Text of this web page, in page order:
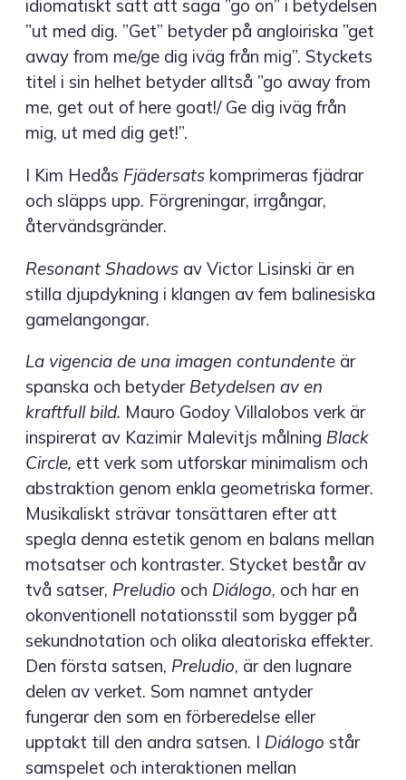
idiomatiskt sätt att säga ”go on” i betydelsen
”ut med dig. ”Get” betyder på angloiriska ”get
away from me/ge dig iväg från mig”. Styckets
titel i sin helhet betyder alltså ”go away from
me, get out of here goat!/ Ge dig iväg från
mig, ut med dig get!”.
I Kim Hedås Fjädersats komprimeras fjädrar
och släpps upp. Förgreningar, irrgångar,
återvändsgränder.
Resonant Shadows av Victor Lisinski är en
stilla djupdykning i klangen av fem balinesiska
gamelangongar.
La vigencia de una imagen contundente är
spanska och betyder Betydelsen av en
kraftfull bild. Mauro Godoy Villalobos verk är
inspirerat av Kazimir Malevitjs målning Black
Circle, ett verk som utforskar minimalism och
abstraktion genom enkla geometriska former.
Musikaliskt strävar tonsättaren efter att
spegla denna estetik genom en balans mellan
motsatser och kontraster. Stycket består av
två satser, Preludio och Diálogo, och har en
okonventionell notationsstil som bygger på
sekundnotation och olika aleatoriska effekter.
Den första satsen, Preludio, är den lugnare
delen av verket. Som namnet antyder
fungerar den som en förberedelse eller
upptakt till den andra satsen. I Diálogo står
samspelet och interaktionen mellan